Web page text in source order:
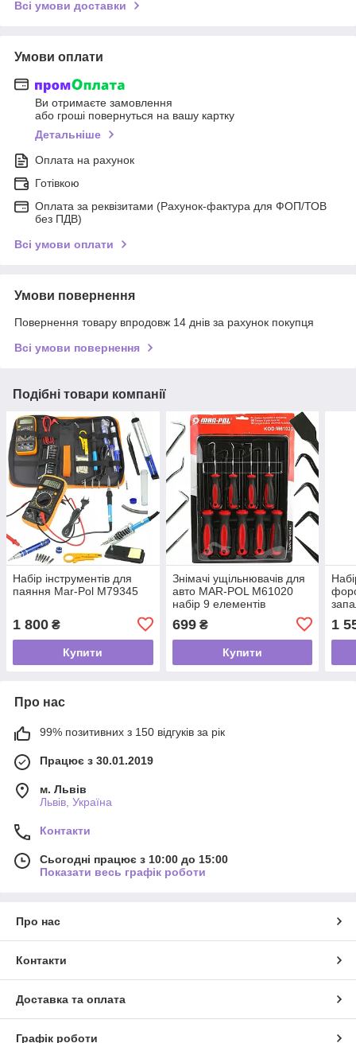
Всі умови доставки
Умови оплати
Ви отримаєте замовлення
або гроші повернуться на вашу картку
Детальніше
Оплата на рахунок
Готівкою
Оплата за реквізитами (Рахунок-фактура для ФОП/ТОВ
без ПДВ)
Всі умови оплати
Умови повернення
Повернення товару впродовж 14 днів за рахунок покупця
Всі умови повернення
Подібні товари компанії
Набір інструментів для
паяння Mar-Pol M79345
1 800 ₴
Купити
Знімачі ущільнювачів для
авто MAR-POL M61020
набір 9 елементів
699₴
Купити
Pol
1
Про нас
99% позитивних з 150 відгуків за рік
Працює з 30.01.2019
м. Львів
Львів, Україна
Контакти
Сьогодні працює з 10:00 до 15:00
Показати весь графік роботи
Про нас
Контакти
Доставка та оплата
Графік роботи